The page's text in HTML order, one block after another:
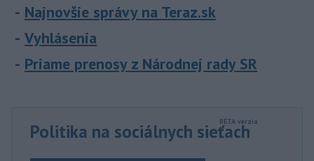
Najnovšie správy na Teraz.sk
Vyhlásenia
Priame prenosy z Národnej rady SR
Politika na sociálnych sieťach